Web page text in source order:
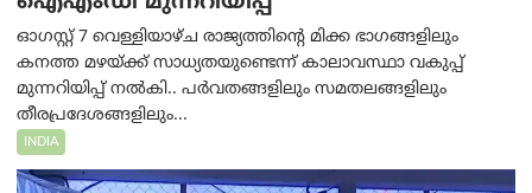
ഓഗസ്റ്റ് 7 വെള്ളിയാഴ്ച രാജ്യത്തിന്റെ മിക്ക ഭാഗങ്ങളിലും
കനത്ത മഴയ്ക്ക് സാധ്യതയുണ്ടെന്ന് കാലാവസ്ഥാ വകുപ്പ്
മുന്നറിയിപ്പ് നൽകി.. പർവതങ്ങളിലും സമതലങ്ങളിലും
തീരപ്രദേശങ്ങളിലും...
INDIA